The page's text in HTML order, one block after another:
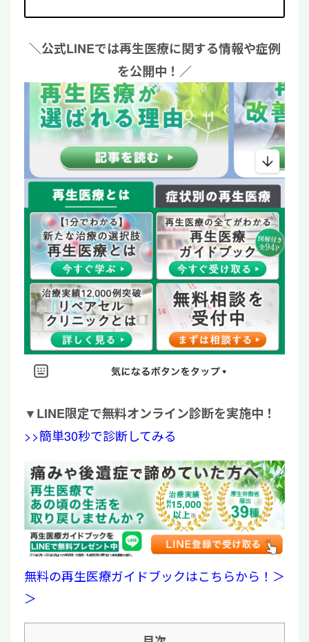
＼公式LINEでは再生医療に関する情報や症例
を公開中！／
▼LINE限定で無料オンライン診断を実施中！
>>簡単30秒で診断してみる
15,000
2019年6月〜2026年6月までの東京院・大阪院・札幌院3院で取り扱う全治療数の累計。
無料の再生医療ガイドブックはこちらから！＞
＞